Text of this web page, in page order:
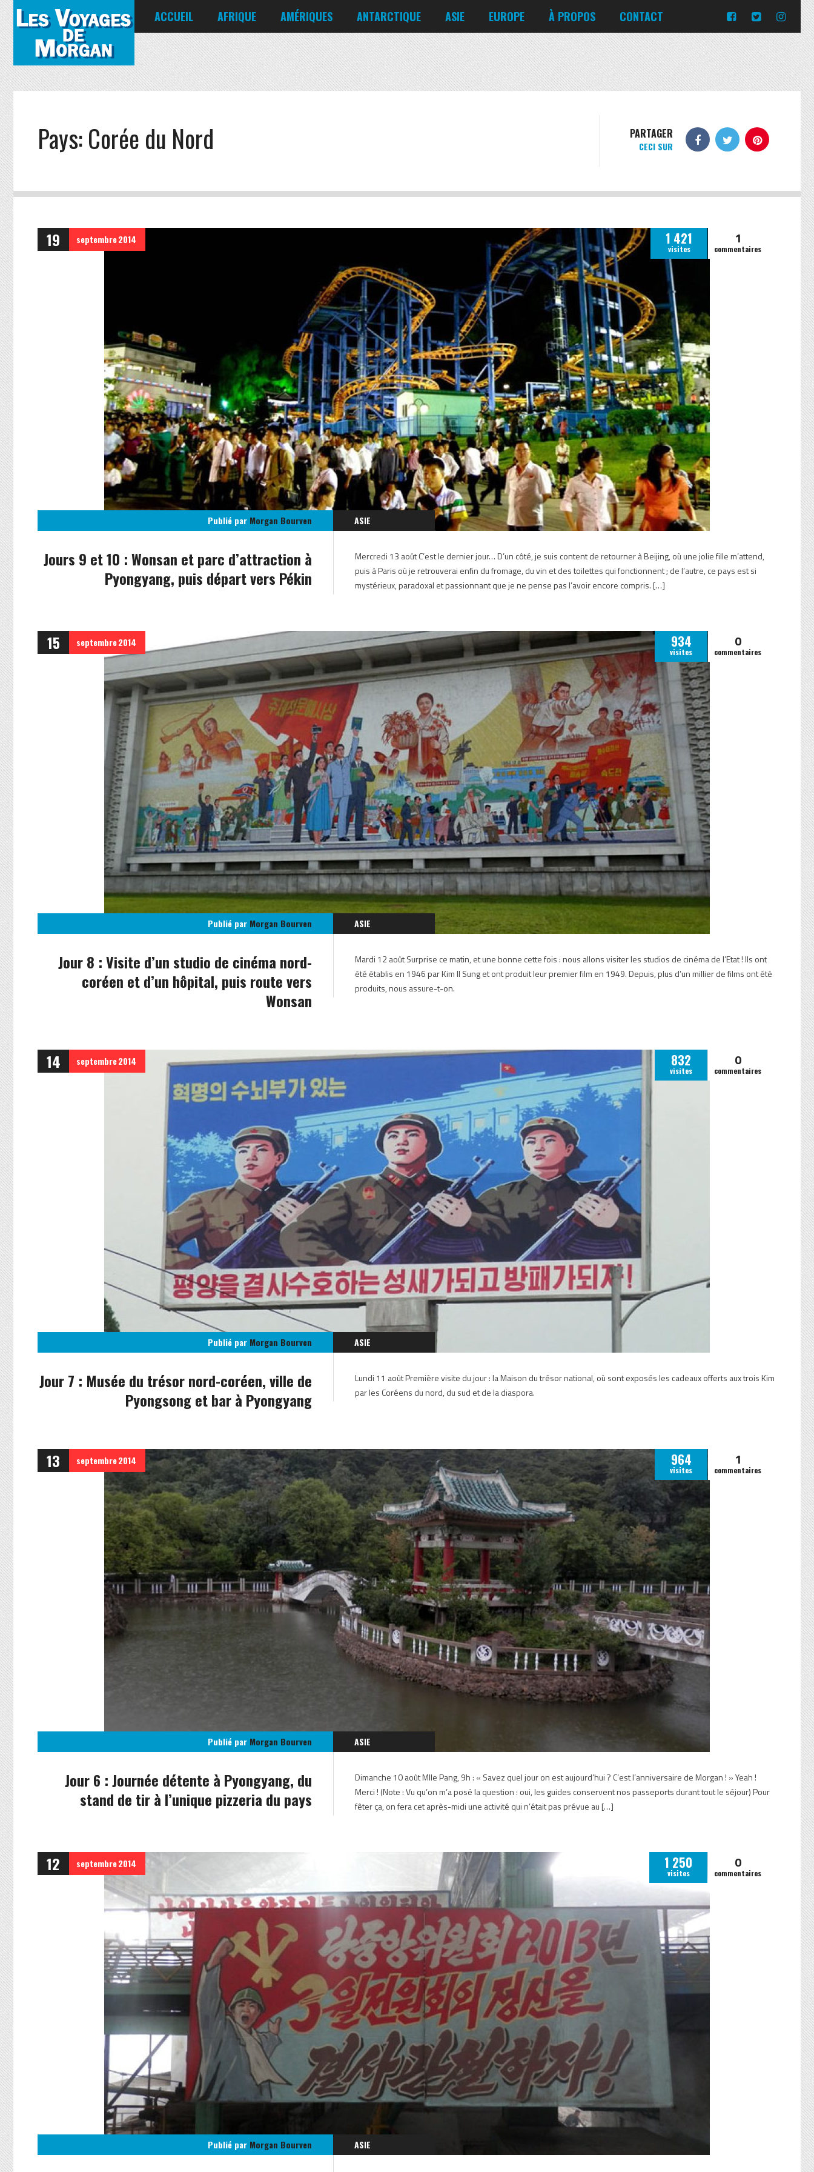
ACCUEIL AFRIQUE
Égypte
Kenya
AMÉRIQUES
Canada
Chili
États-Unis
Mexique
Nicaragua
ANTARCTIQUE ASIE
Bahreïn
Bangladesh
Corée du Sud
Emirats Arabes Unis
Japon
EUROPE
Allemagne
Biélorussie
Islande
Italie
Lituanie
Moldavie
Norvège
Portugal
Ukraine
République tchèque
Russie
Slovaquie
À PROPOS CONTACT
Turquie
Irlande
Moldavie
Norvège
Pologne
Russie
Slovaquie
Slovénie
Pays:Corée du Nord PARTAGER
CECI SUR
19 septembre2014 1 421
visites
1
commentaires
Publié par Morgan Bourven
ASIE
Jours 9 et 10 : Wonsan et parc d’attraction à
Pyongyang, puis départ vers Pékin
Mercredi 13 août C’est le dernier jour… D’un côté, je suis content de retourner à Beijing, où une jolie fille m’attend,
puis à Paris où je retrouverai enfin du fromage, du vin et des toilettes qui fonctionnent ; de l’autre, ce pays est si
mystérieux, paradoxal et passionnant que je ne pense pas l’avoir encore compris. […]
15 septembre2014 934
visites
0
commentaires
Publié par Morgan Bourven
ASIE
Jour 8 : Visite d’un studio de cinéma nord-
coréen et d’un hôpital, puis route vers
Wonsan
Mardi 12 août Surprise ce matin, et une bonne cette fois : nous allons visiter les studios de cinéma de l’Etat ! Ils ont
été établis en 1946 par Kim Il Sung et ont produit leur premier film en 1949. Depuis, plus d’un millier de films ont été
produits, nous assure-t-on.
14 septembre2014 832
visites
0
commentaires
Publié par Morgan Bourven
ASIE
Jour 7 : Musée du trésor nord-coréen, ville de
Pyongsong et bar à Pyongyang
Lundi 11 août Première visite du jour : la Maison du trésor national, où sont exposés les cadeaux offerts aux trois Kim
par les Coréens du nord, du sud et de la diaspora.
13 septembre2014 964
visites
1
commentaires
Publié par Morgan Bourven
ASIE
Jour 6 : Journée détente à Pyongyang, du
stand de tir à l’unique pizzeria du pays
Dimanche 10 août Mlle Pang, 9h : « Savez quel jour on est aujourd’hui ? C’est l’anniversaire de Morgan ! » Yeah !
Merci ! (Note : Vu qu’on m’a posé la question : oui, les guides conservent nos passeports durant tout le séjour) Pour
fêter ça, on fera cet après-midi une activité qui n’était pas prévue au […]
12 septembre2014 1 250
visites
0
commentaires
Publié par Morgan Bourven
ASIE